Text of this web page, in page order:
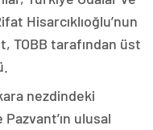
Hisarcıklıoğlu’nun
TOBB tarafından üst
nezdindeki
ulusal